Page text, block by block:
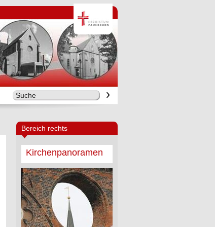
Bereich rechts
Kirchenpanoramen